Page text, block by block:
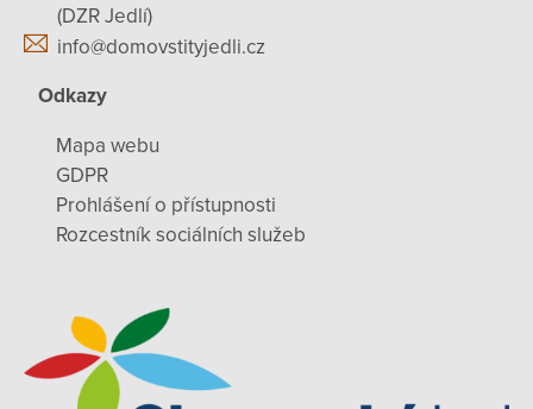
(DZR Jedlí)
info@domovstityjedli.cz
Odkazy
Mapa webu
GDPR
Prohlášení o přístupnosti
Rozcestník sociálních služeb